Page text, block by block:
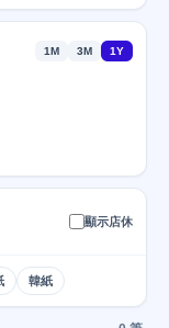
1M 3M 1Y
顯示店休
韓紙